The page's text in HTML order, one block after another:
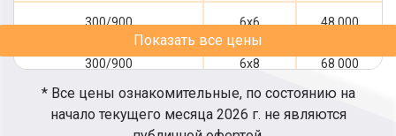
300/900 6x6 48 000
300/900 6x8 68 000
300/900
Показать все цены
* Все цены ознакомительные, по состоянию на
начало текущего месяца 2026 г. не являются